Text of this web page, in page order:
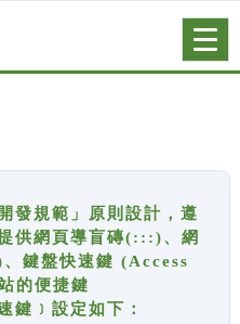
發規範」原則設計，遵
供網頁導盲磚(:::)、網
鍵盤快速鍵 (Access
的便捷鍵
鍵﹞設定如下：